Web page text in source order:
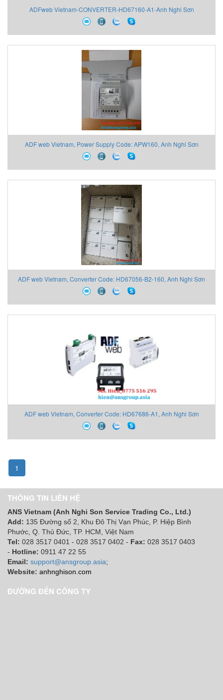
ADFweb Vietnam-CONVERTER-HD67160-A1-Anh Nghi Sơn
ADF web Vietnam, Power Supply Code: APW160, Anh Nghi Sơn
ADF web Vietnam, Converter Code: HD67056-B2-160, Anh Nghi Sơn
ADF web Vietnam, Converter Code: HD67686-A1, Anh Nghi Sơn
1
THÔNG TIN LIÊN HỆ
ANS Vietnam (Anh Nghi Son Service Trading Co., Ltd.)
Add: 135 Đường số 2, Khu Đô Thị Vạn Phúc, P. Hiệp Bình
Phước, Q. Thủ Đức, TP. HCM , Việt Nam
Tel: 028 3517 0401 - 028 3517 0402 - Fax: 028 3517 0403
- Hotline: 0911 47 22 55
Email: support@ansgroup.asia;
Website: anhnghison.com
ĐƯỜNG ĐẾN CÔNG TY